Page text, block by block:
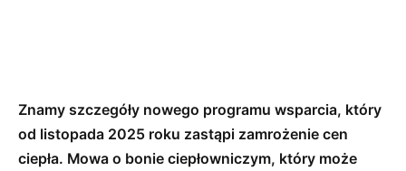
Znamy szczegóły nowego programu wsparcia, który
od listopada 2025 roku zastąpi zamrożenie cen
ciepła. Mowa o bonie ciepłowniczym, który może